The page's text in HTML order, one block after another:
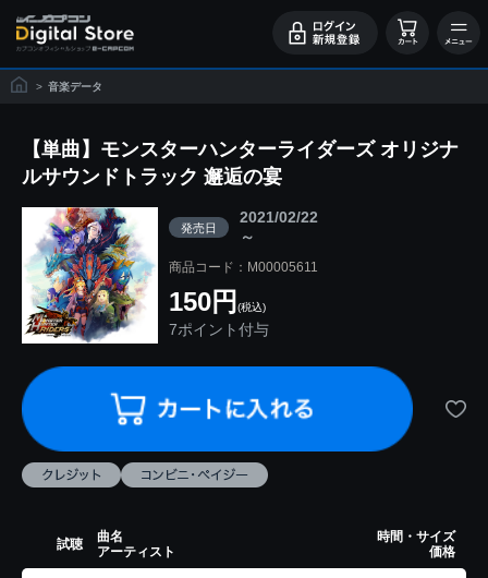
> 音楽データ
【単曲】モンスターハンターライダーズ オリジナ
ルサウンドトラック 邂逅の宴
発売日
2021/02/22
～
商品コード：M00005611
150円 (税込)
7ポイント付与
試聴
曲名
アーティスト
時間・サイズ
価格